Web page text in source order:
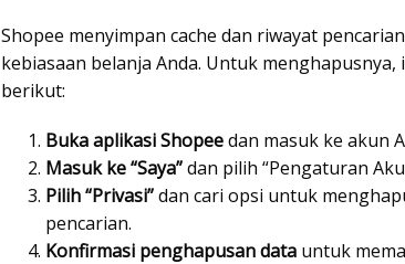
Shopee menyimpan cache dan riwayat
kebiasaan belanja Anda. Untuk
berikut:
Buka aplikasi Shopeedan masuk ke akun
Masuk ke “Saya”dan pilih “Pengaturan
Pilih “Privasi”dan cari opsi untuk
pencarian.
Konfirmasi penghapusan data untuk